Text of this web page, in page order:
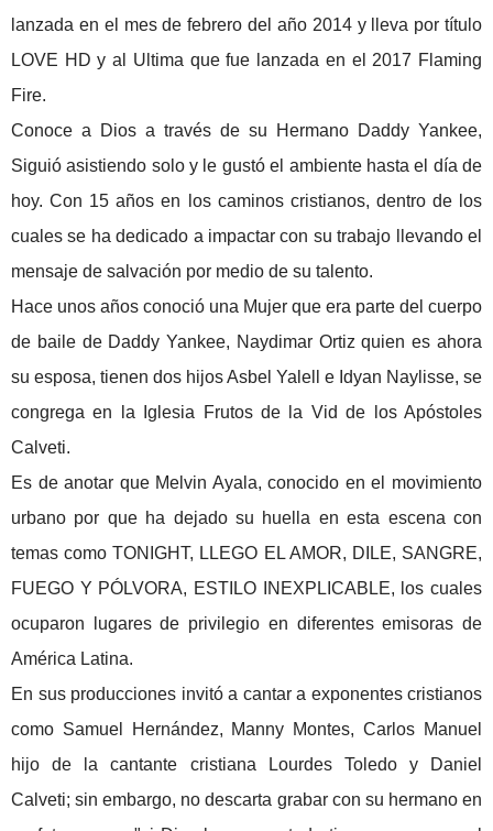
lanzada en el mes de febrero del año 2014 y lleva por título
LOVE HD y al Ultima que fue lanzada en el 2017 Flaming
Fire.
Conoce a Dios a través de su Hermano Daddy Yankee,
Siguió asistiendo solo y le gustó el ambiente hasta el día de
hoy. Con 15 años en los caminos cristianos, dentro de los
cuales se ha dedicado a impactar con su trabajo llevando el
mensaje de salvación por medio de su talento.
Hace unos años conoció una Mujer que era parte del cuerpo
de baile de Daddy Yankee, Naydimar Ortiz quien es ahora
su esposa, tienen dos hijos Asbel Yalell e Idyan Naylisse, se
congrega en la Iglesia Frutos de la Vid de los Apóstoles
Calveti.
Es de anotar que Melvin Ayala, conocido en el movimiento
urbano por que ha dejado su huella en esta escena con
temas como TONIGHT, LLEGO EL AMOR, DILE, SANGRE,
FUEGO Y PÓLVORA, ESTILO INEXPLICABLE, los cuales
ocuparon lugares de privilegio en diferentes emisoras de
América Latina.
En sus producciones invitó a cantar a exponentes cristianos
como Samuel Hernández, Manny Montes, Carlos Manuel
hijo de la cantante cristiana Lourdes Toledo y Daniel
Calveti; sin embargo, no descarta grabar con su hermano en